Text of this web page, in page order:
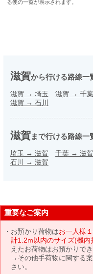
る便の一覧が表示されます。
滋賀から行ける路線一
滋賀 → 埼玉 滋賀 → 千葉
滋賀 → 石川
滋賀まで行ける路線一
埼玉 → 滋賀 千葉 → 滋賀
石川 → 滋賀
重要なご案内
お預かり荷物はお一人様
計1.2m以内のサイズ(機内
えたお荷物はお預かりでき
→その他手荷物に関する
さい。